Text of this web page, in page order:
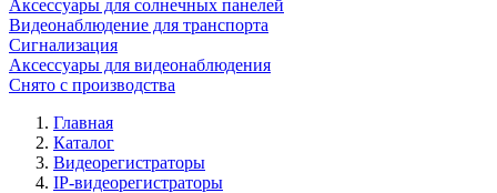
Аксессуары для солнечных панелей
Видеонаблюдение для транспорта
Сигнализация
Аксессуары для видеонаблюдения
Снято с производства
Главная
Каталог
Видеорегистраторы
IP-видеорегистраторы